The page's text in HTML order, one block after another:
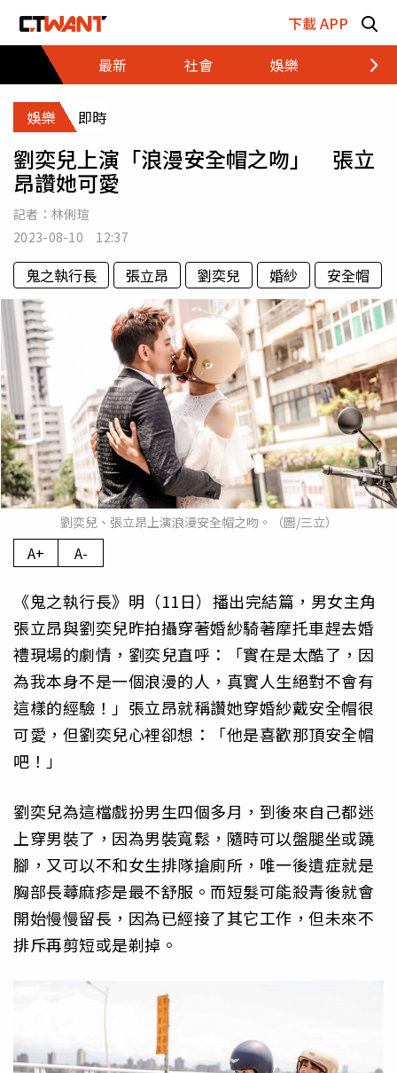
下載 APP
最新
社會 娛樂 財經
娛樂 即時
劉奕兒上演「浪漫安全帽之吻」 張立
昂讚她可愛
記者： 林俐瑄
2023-08-10 12:37
鬼之執行長 張立昂 劉奕兒 婚紗 安全帽
劉奕兒、張立昂上演浪漫安全帽之吻。（圖/三立）
A+ A-
《鬼之執行長》明（11日）播出完結篇，男女主角
張立昂與劉奕兒昨拍攝穿著婚紗騎著摩托車趕去婚
禮現場的劇情，劉奕兒直呼：「實在是太酷了，因
為我本身不是一個浪漫的人，真實人生絕對不會有
這樣的經驗！」張立昂就稱讚她穿婚紗戴安全帽很
可愛，但劉奕兒心裡卻想：「他是喜歡那頂安全帽
吧！」
劉奕兒為這檔戲扮男生四個多月，到後來自己都迷
上穿男裝了，因為男裝寬鬆，隨時可以盤腿坐或蹺
腳，又可以不和女生排隊搶廁所，唯一後遺症就是
胸部長蕁麻疹是最不舒服。而短髮可能殺青後就會
開始慢慢留長，因為已經接了其它工作，但未來不
排斥再剪短或是剃掉。